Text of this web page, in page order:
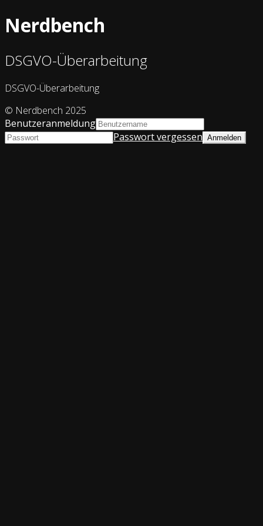
Nerdbench
DSGVO-Überarbeitung
DSGVO-Überarbeitung
© Nerdbench 2025
Benutzeranmeldung
Passwort vergessen